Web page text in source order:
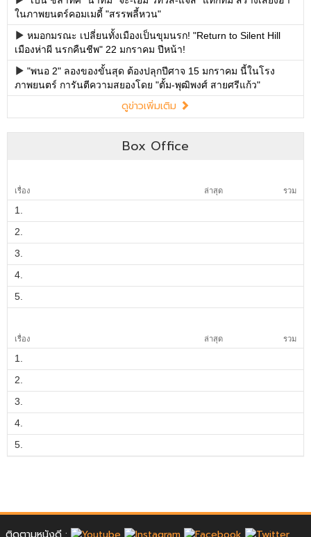
Box Office
เรื่อง ล่าสุด รวม
1.
2.
3.
4.
5.
เรื่อง ล่าสุด รวม
1.
2.
3.
4.
5.